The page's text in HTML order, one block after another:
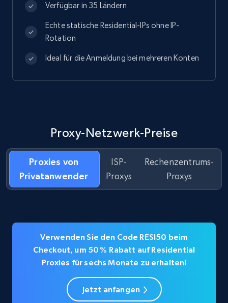
Verfügbar in 35 Ländern
Echte statische Residential-IPs ohne IP-
Rotation
Ideal für die Anmeldung bei mehreren Konten
Proxy-Netzwerk-Preise
Proxies von
Privatanwender
ISP-
Proxys
Rechenzentrums-
Proxys
Verwenden Sie den Code RESI50 beim
Checkout, um 50 % Rabatt auf Residential
Proxies für sechs Monate zu erhalten!
Jetzt anfangen